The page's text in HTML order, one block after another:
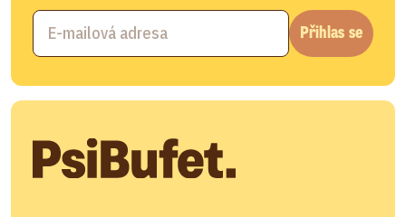
Přihlas se